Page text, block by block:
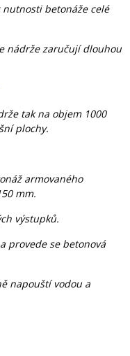
betonáže celé
nádrže zaručují dlouhou
tak na objem 1000
plochy.
armovaného
mm.
výstupků.
provede se betonová
napouští vodou a